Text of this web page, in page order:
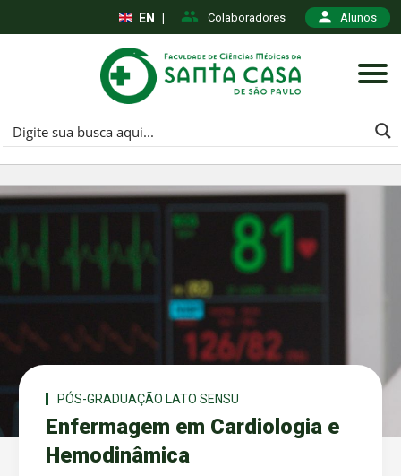
Colaboradores Alunos
EN
PÓS-GRADUAÇÃO LATO SENSU
Enfermagem em Cardiologia e
Hemodinâmica